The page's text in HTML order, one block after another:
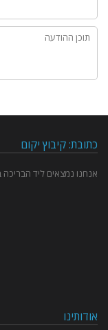
כתובת: קיבוץ יקום
אנחנו נמצאים ליד הבריכה
אודותינו